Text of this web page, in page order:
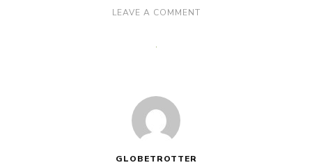
LEAVE A COMMENTON
GLOBETROTTER